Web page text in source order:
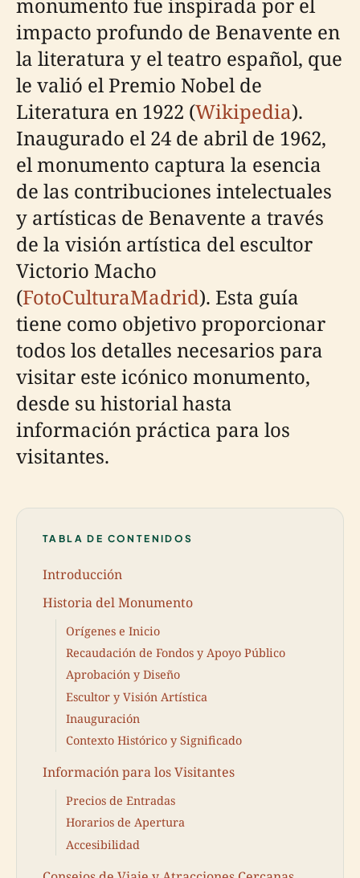
impacto profundo de Benavente en
la literatura y el teatro español, que
le valió el Premio Nobel de
Literatura en 1922 (Wikipedia).
Inaugurado el 24 de abril de 1962,
el monumento captura la esencia
de las contribuciones intelectuales
y artísticas de Benavente a través
de la visión artística del escultor
Victorio Macho
(FotoCulturaMadrid). Esta guía
tiene como objetivo proporcionar
todos los detalles necesarios para
visitar este icónico monumento,
desde su historial hasta
información práctica para los
visitantes.
TABLA DE CONTENIDOS
Introducción
Historia del Monumento
Orígenes e Inicio
Recaudación de Fondos y Apoyo Público
Aprobación y Diseño
Escultor y Visión Artística
Inauguración
Contexto Histórico y Significado
Información para los Visitantes
Precios de Entradas
Horarios de Apertura
Accesibilidad